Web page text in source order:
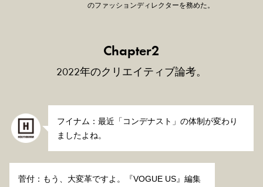
のファッションディレクターを務めた。
Chapter2
2022年のクリエイティブ論考。
フイナム：最近「コンデナスト」の体制が変わり
ましたよね。
菅付：もう、大変革ですよ。『VOGUE US』編集